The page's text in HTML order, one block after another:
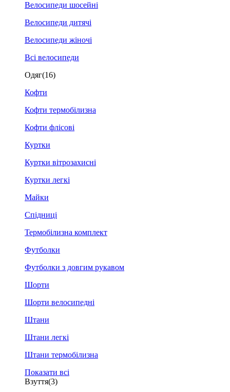
Велосипеди шосейні
Велосипеди дитячі
Велосипеди жіночі
Всі велосипеди
Одяг(16)
Кофти
Кофти термобілизна
Кофти флісові
Куртки
Куртки вітрозахисні
Куртки легкі
Майки
Спідниці
Термобілизна комплект
Футболки
Футболки з довгим рукавом
Шорти
Шорти велосипедні
Штани
Штани легкі
Штани термобілизна
Показати всі
Взуття(3)